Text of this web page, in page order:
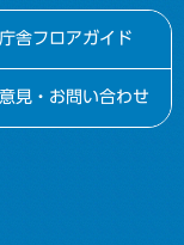
舎フロアガイド
見・お問い合わせ